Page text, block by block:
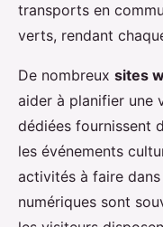
transports en
verts, rendant
De nombreux sites
aider à planifier une
dédiées fournissent
les événements
activités à faire
numériques sont